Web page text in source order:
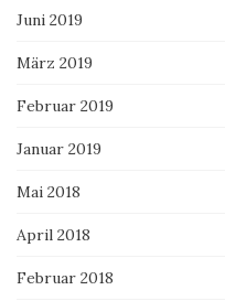
Juni 2019
März 2019
Februar 2019
Januar 2019
Mai 2018
April 2018
Februar 2018